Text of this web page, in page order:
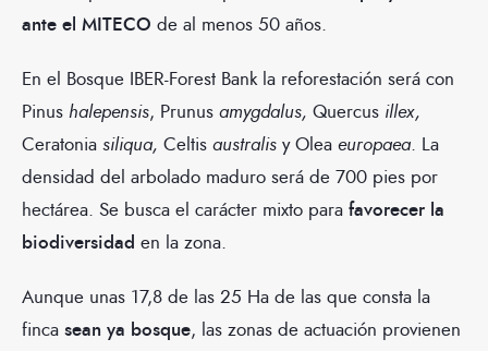
ante el MITECO de al menos 50 años.
En el Bosque IBER-Forest Bank la reforestación será con
Pinus halepensis, Prunus amygdalus, Quercus illex,
Ceratonia siliqua, Celtis australis y Olea europaea. La
densidad del arbolado maduro será de 700 pies por
hectárea. Se busca el carácter mixto para favorecer la
biodiversidad en la zona.
Aunque unas 17,8 de las 25 Ha de las que consta la
finca sean ya bosque, las zonas de actuación provienen